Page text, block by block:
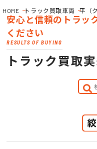
HOME トラック買取車両 平（
安心と信頼のトラッ
ください
RESULTS OF BUYING
トラック買取